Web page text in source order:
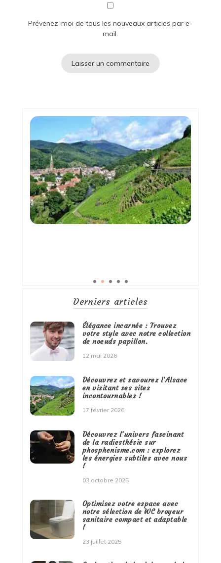
Prévenez-moi de tous les nouveaux articles par e-
mail.
Derniers articles
Élégance incarnée : Trouvez
votre style avec notre collection
de noeuds papillon.
12 mai 2026
Découvrez et savourez l’Alsace
en visitant ses sites
incontournables !
17 février 2026
Découvrez l’univers fascinant
de la radiesthésie sur
phosphenisme.com : explorez
les énergies subtiles avec nous
!
03 octobre 2025
Optimisez votre espace avec
notre sélection de WC broyeur
sanitaire compact et adaptable
!
23 juillet 2025